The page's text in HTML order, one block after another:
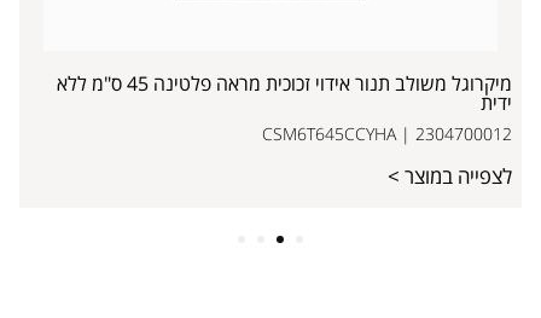
מיקרוגל משולב תנור אידוי זכוכית מראה פלטינה 45 ס"מ ללא
ידית
CSM6T645CCYHA | 2304700012
לצפייה במוצר >